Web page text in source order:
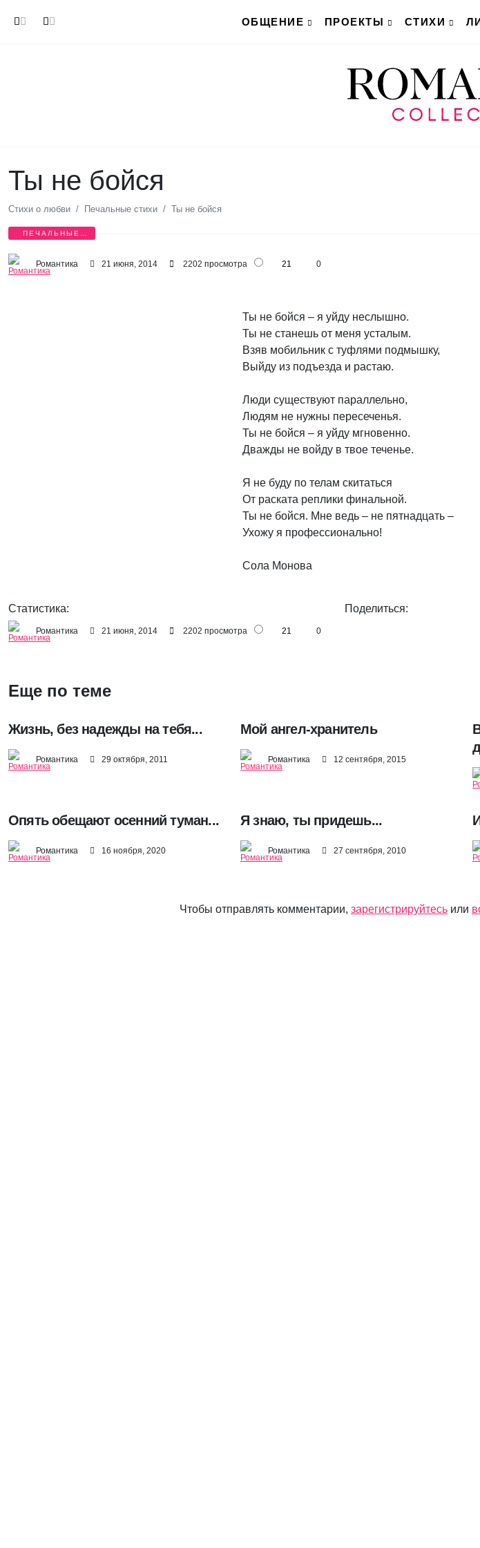
ОБЩЕНИЕ
ПРОЕКТЫ СТИХИ
Ты не бойся
Стихи о любви Печальные стихи Ты не бойся
ПЕЧАЛЬНЫЕ
Романтика 21 июня, 2014 2202 просмотра 21 0
Ты не бойся – я уйду неслышно.
Ты не станешь от меня усталым.
Взяв мобильник с туфлями подмышку,
Выйду из подъезда и растаю.
Люди существуют параллельно,
Людям не нужны пересеченья.
Ты не бойся – я уйду мгновенно.
Дважды не войду в твое теченье.
Я не буду по телам скитаться
От раската реплики финальной.
Ты не бойся. Мне ведь – не пятнадцать –
Ухожу я профессионально!
Сола Монова
Статистика:
Романтика 21 июня, 2014 2202 просмотра 21 0
Поделиться:
Еще по теме
Жизнь, без надежды на тебя...
Романтика 29 октября, 2011
Мой ангел-хранитель
Романтика 12 сентября, 2015
Опять обещают осенний туман...
Романтика 16 ноября, 2020
Я знаю, ты придешь...
Романтика 27 сентября, 2010
Чтобы отправлять комментарии, зарегистрируйтесь или